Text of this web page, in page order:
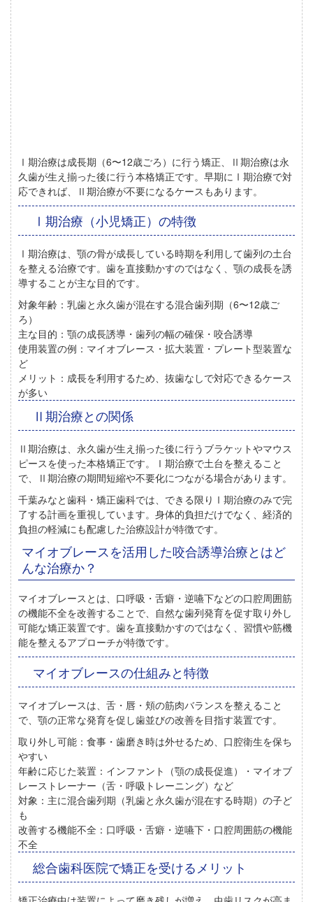
Ⅰ期治療は成長期（6〜12歳ごろ）に行う矯正、Ⅱ期治療は永
久歯が生え揃った後に行う本格矯正です。早期にⅠ期治療で対
応できれば、Ⅱ期治療が不要になるケースもあります。
Ⅰ期治療（小児矯正）の特徴
Ⅰ期治療は、顎の骨が成長している時期を利用して歯列の土台
を整える治療です。歯を直接動かすのではなく、顎の成長を誘
導することが主な目的です。
対象年齢：乳歯と永久歯が混在する混合歯列期（6〜12歳ご
ろ）
主な目的：顎の成長誘導・歯列の幅の確保・咬合誘導
使用装置の例： マイオブレース・拡大装置・プレート型装置な
ど
メリット： 成長を利用するため、抜歯なしで対応できるケース
が多い
Ⅱ期治療との関係
Ⅱ期治療は、永久歯が生え揃った後に行う ブラケットやマウス
ピースを使った本格矯正です。Ⅰ期治療で土台を整えること
で、Ⅱ期治療の期間短縮や不要化につながる場合があります。
千葉みなと歯科・矯正歯科では、 できる限りⅠ期治療のみで完
了する計画を重視しています。身体的負担だけでなく、経済的
負担の軽減にも配慮した治療設計が特徴です。
マイオブレースを活用した咬合誘導治療とはど
んな治療か？
マイオブレースとは、口呼吸・舌癖・逆嚥下などの口腔周囲筋
の機能不全を改善することで、自然な歯列発育を促す取り外し
可能な矯正装置です。歯を直接動かすのではなく、習慣や筋機
能を整えるアプローチが特徴です。
マイオブレースの仕組みと特徴
マイオブレースは、舌・唇・頬の筋肉バランスを整えること
で、顎の正常な発育を促し歯並びの改善を目指す装置です。
取り外し可能：食事・歯磨き時は外せるため、口腔衛生を保ち
やすい
年齢に応じた装置： インファント（顎の成長促進）・マイオブ
レーストレーナー（舌・呼吸トレーニング）など
対象： 主に混合歯列期（乳歯と永久歯が混在する時期）の子ど
も
改善する機能不全： 口呼吸・舌癖・逆嚥下・口腔周囲筋の機能
不全
総合歯科医院で矯正を受けるメリット